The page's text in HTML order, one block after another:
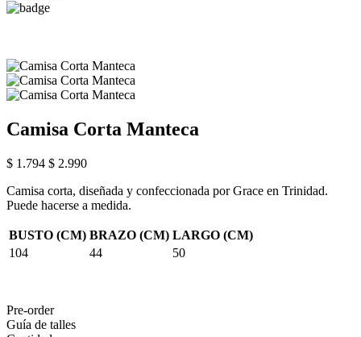
Camisa Corta Manteca
$ 1.794 $ 2.990
Camisa corta, diseñada y confeccionada por Grace en Trinidad.
Puede hacerse a medida.
BUSTO (CM) BRAZO (CM) LARGO (CM)
104
44 50
Pre-order
Guía de talles